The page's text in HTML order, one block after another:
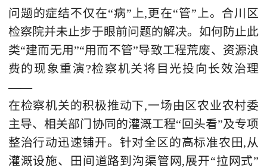
问题的症结不仅在“病”上,更在“管”上。合川区
检察院并未止步于眼前问题的解决。如何防止此
类“建而无用”“用而不管”导致工程荒废、资源浪
费的现象重演?检察机关将目光投向长效治理
——
在检察机关的积极推动下,一场由区农业农村委
主导、相关部门协同的灌溉工程“回头看”及专项
整治行动迅速铺开。针对全区的高标准农田,从
灌溉设施、田间道路到沟渠管网,展开“拉网式”